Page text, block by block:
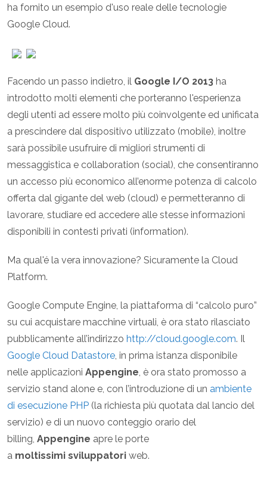
ha fornito un esempio d'uso reale delle tecnologie
Google Cloud.
Facendo un passo indietro, il Google I/O 2013 ha
introdotto molti elementi che porteranno l'esperienza
degli utenti ad essere molto più coinvolgente ed unificata
a prescindere dal dispositivo utilizzato (mobile), inoltre
sarà possibile usufruire di migliori strumenti di
messaggistica e collaboration (social), che consentiranno
un accesso più economico all’enorme potenza di calcolo
offerta dal gigante del web (cloud) e permetteranno di
lavorare, studiare ed accedere alle stesse informazioni
disponibili in contesti privati (information).
Ma qual'é la vera innovazione? Sicuramente la Cloud
Platform.
Google Compute Engine, la piattaforma di “calcolo puro”
su cui acquistare macchine virtuali, è ora stato rilasciato
pubblicamente all’indirizzo http://cloud.google.com. Il
Google Cloud Datastore, in prima istanza disponibile
nelle applicazioni Appengine, è ora stato promosso a
servizio stand alone e, con l’introduzione di un ambiente
di esecuzione PHP (la richiesta più quotata dal lancio del
servizio) e di un nuovo conteggio orario del
billing, Appengine apre le porte
a moltissimi sviluppatori web.